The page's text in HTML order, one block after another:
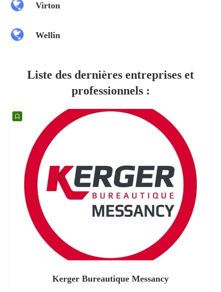
Virton
Wellin
Liste des dernières entreprises et
professionnels :
Kerger Bureautique Messancy